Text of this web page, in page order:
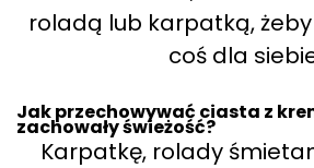
roladą lub karpatką, żeby
coś dla
Jak przechowywać ciasta z
zachowały świeżość?
Karpatkę, rolady